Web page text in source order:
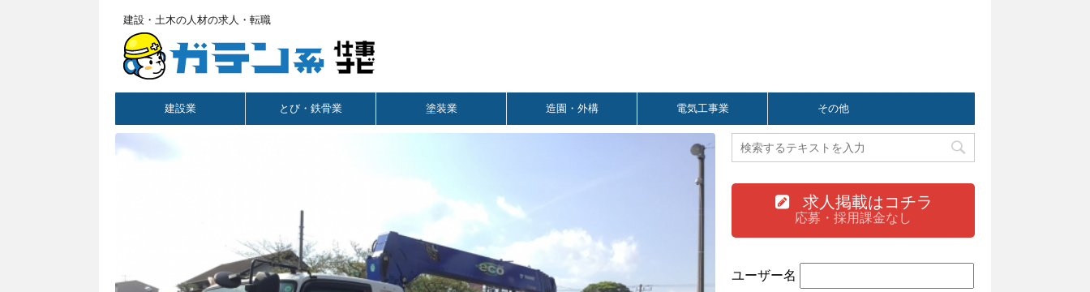
建設・土木の人材の求人・転職
建設業 とび・鉄骨業 塗装業 造園・外構 電気工事業 その他
求人掲載はコチラ
応募・採用課金なし
ユーザー名